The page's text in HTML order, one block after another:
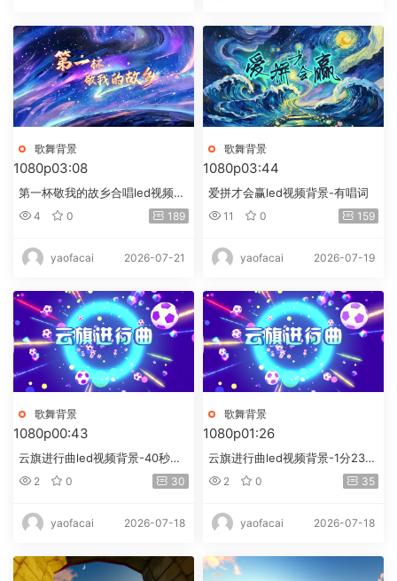
歌舞背景
1080p03:08
第一杯敬我的故乡合唱led视频背
景-画面有词
4 0 189
yaofacai 2026-07-21
歌舞背景
1080p03:44
爱拼才会赢led视频背景-有唱词
11 0 159
yaofacai 2026-07-19
歌舞背景
1080p00:43
云旗进行曲led视频背景-40秒卡
通版2 0 30
yaofacai 2026-07-18
歌舞背景
1080p01:26
云旗进行曲led视频背景-1分23秒
卡通版
2 0 35
yaofacai 2026-07-18